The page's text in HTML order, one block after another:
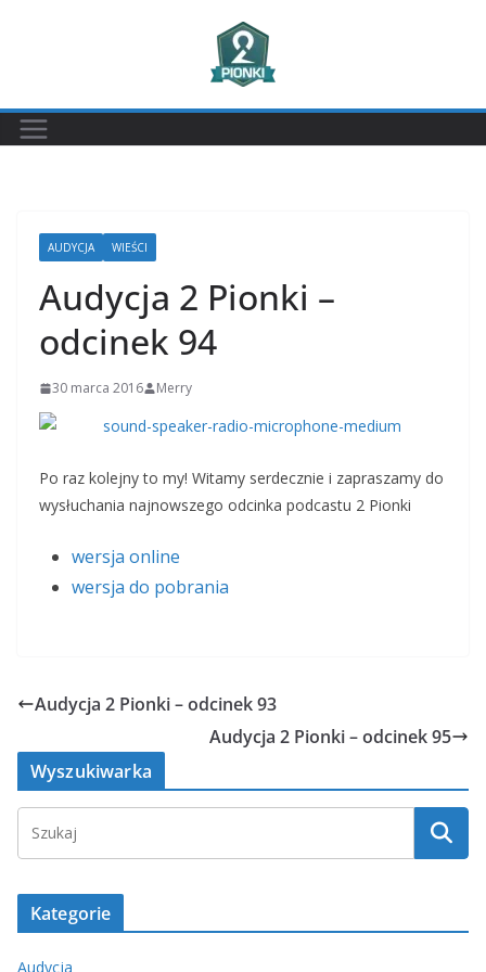
AUDYCJA WIEŚCI
Audycja 2 Pionki –
odcinek 94
30 marca 2016 Merry
Po raz kolejny to my! Witamy serdecznie i zapraszamy do
wysłuchania najnowszego odcinka podcastu 2 Pionki
wersja online
wersja do pobrania
Audycja 2 Pionki – odcinek 93
Audycja 2 Pionki – odcinek 95
Wyszukiwarka
Kategorie
Audycja